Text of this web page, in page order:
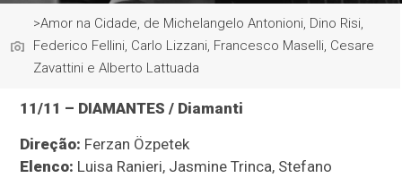
>Amor na Cidade, de Michelangelo Antonioni, Dino Risi,
Federico Fellini, Carlo Lizzani, Francesco Maselli, Cesare
Zavattini e Alberto Lattuada
11/11 – DIAMANTES / Diamanti
Direção: Ferzan Özpetek
Elenco: Luisa Ranieri, Jasmine Trinca, Stefano